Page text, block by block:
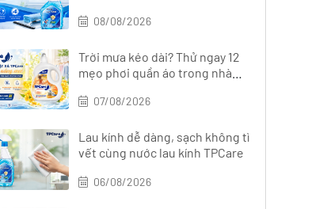
08/08/2026
Trời mưa kéo dài? Thử ngay 12
mẹo phơi quần áo trong nhà
07/08/2026
Lau kính dễ dàng, sạch không tì
vết cùng nước lau kính TPCare
06/08/2026